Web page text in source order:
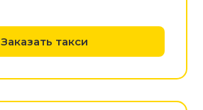
Заказать такси